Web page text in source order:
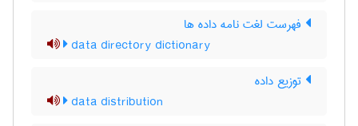
فهرست لغت نامه داده ها
data directory dictionary
توزیع داده
data distribution